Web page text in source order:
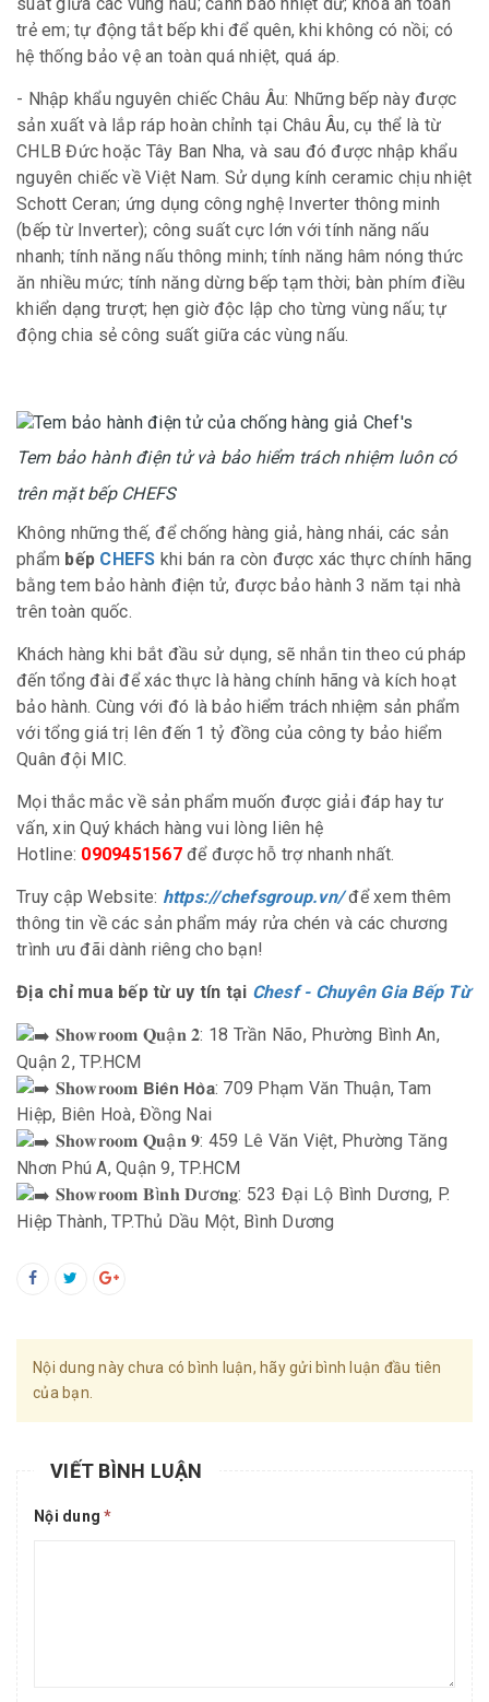
trẻ em; tự động tắt bếp khi để quên, khi không có nồi; có
hệ thống bảo vệ an toàn quá nhiệt, quá áp.
- Nhập khẩu nguyên chiếc Châu Âu: Những bếp này được
sản xuất và lắp ráp hoàn chỉnh tại Châu Âu, cụ thể là từ
CHLB Đức hoặc Tây Ban Nha, và sau đó được nhập khẩu
nguyên chiếc về Việt Nam. Sử dụng kính ceramic chịu nhiệt
Schott Ceran; ứng dụng công nghệ Inverter thông minh
(bếp từ Inverter); công suất cực lớn với tính năng nấu
nhanh; tính năng nấu thông minh; tính năng hâm nóng thức
ăn nhiều mức; tính năng dừng bếp tạm thời; bàn phím điều
khiển dạng trượt; hẹn giờ độc lập cho từng vùng nấu; tự
động chia sẻ công suất giữa các vùng nấu.
Tem bảo hành điện tử và bảo hiểm trách nhiệm luôn có
trên mặt bếp CHEFS
Không những thế, để chống hàng giả, hàng nhái, các sản
phẩm bếp CHEFS khi bán ra còn được xác thực chính hãng
bằng tem bảo hành điện tử, được bảo hành 3 năm tại nhà
trên toàn quốc.
Khách hàng khi bắt đầu sử dụng, sẽ nhắn tin theo cú pháp
đến tổng đài để xác thực là hàng chính hãng và kích hoạt
bảo hành. Cùng với đó là bảo hiểm trách nhiệm sản phẩm
với tổng giá trị lên đến 1 tỷ đồng của công ty bảo hiểm
Quân đội MIC.
Mọi thắc mắc về sản phẩm muốn được giải đáp hay tư
vấn, xin Quý khách hàng vui lòng liên hệ
Hotline: 0909451567để được hỗ trợ nhanh nhất.
Truy cập Website: https://chefsgroup.vn/để xem thêm
thông tin về các sản phẩm máy rửa chén và các chương
trình ưu đãi dành riêng cho bạn!
Địa chỉ mua bếp từ uy tín tại Chesf - Chuyên Gia Bếp Từ
𝐒𝐡𝐨𝐰𝐫𝐨𝐨𝐦 𝐐𝐮ậ𝐧 𝟐: 18 Trần Não, Phường Bình An,
Quận 2, TP.HCM
𝐒𝐡𝐨𝐰𝐫𝐨𝐨𝐦 𝗕𝗶𝗲̂𝗻 𝗛𝗼̀𝗮: 709 Phạm Văn Thuận, Tam
Hiệp, Biên Hoà, Đồng Nai
𝐒𝐡𝐨𝐰𝐫𝐨𝐨𝐦 𝐐𝐮ậ𝐧 𝟗: 459 Lê Văn Việt, Phường Tăng
Nhơn Phú A, Quận 9, TP.HCM
𝐒𝐡𝐨𝐰𝐫𝐨𝐨𝐦 𝐁ì𝐧𝐡 𝐃ươ𝐧𝐠: 523 Đại Lộ Bình Dương, P.
Hiệp Thành, TP.Thủ Dầu Một, Bình Dương
Nội dung này chưa có bình luận, hãy gửi bình luận đầu tiên
của bạn.
VIẾT BÌNH LUẬN
Nội dung*